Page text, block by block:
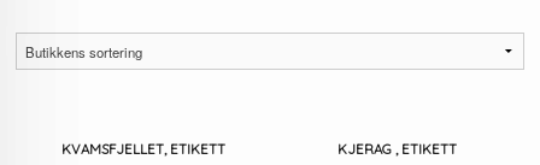
KVAMSFJELLET, ETIKETT KJERAG , ETIKETT